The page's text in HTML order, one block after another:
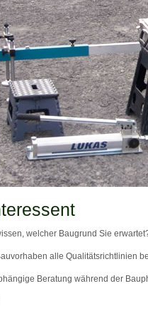
welcher Baugrund Sie
alle Qualitätsrichtlinien
Beratung während der